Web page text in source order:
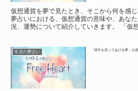
仮想通貨を夢で見たとき、そこから何を感じ
夢占いにおける、仮想通貨の意味や、あな
況、運勢について紹介していきます。 「仮
生活の夢占い 「背中を洗ってあげる夢」の